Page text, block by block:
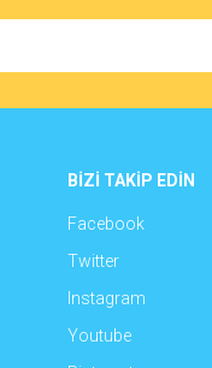
BİZİ TAKİP EDİN
Facebook
Twitter
Instagram
Youtube